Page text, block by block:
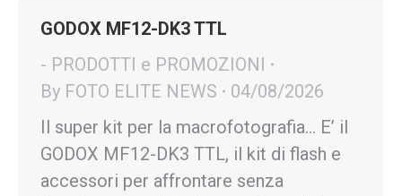
GODOX MF12-DK3 TTL
- PRODOTTI e PROMOZIONI
By FOTO ELITE NEWS
04/08/2026
Il super kit per la macrofotografia… E’ il
GODOX MF12-DK3 TTL, il kit di flash e
accessori per affrontare senza